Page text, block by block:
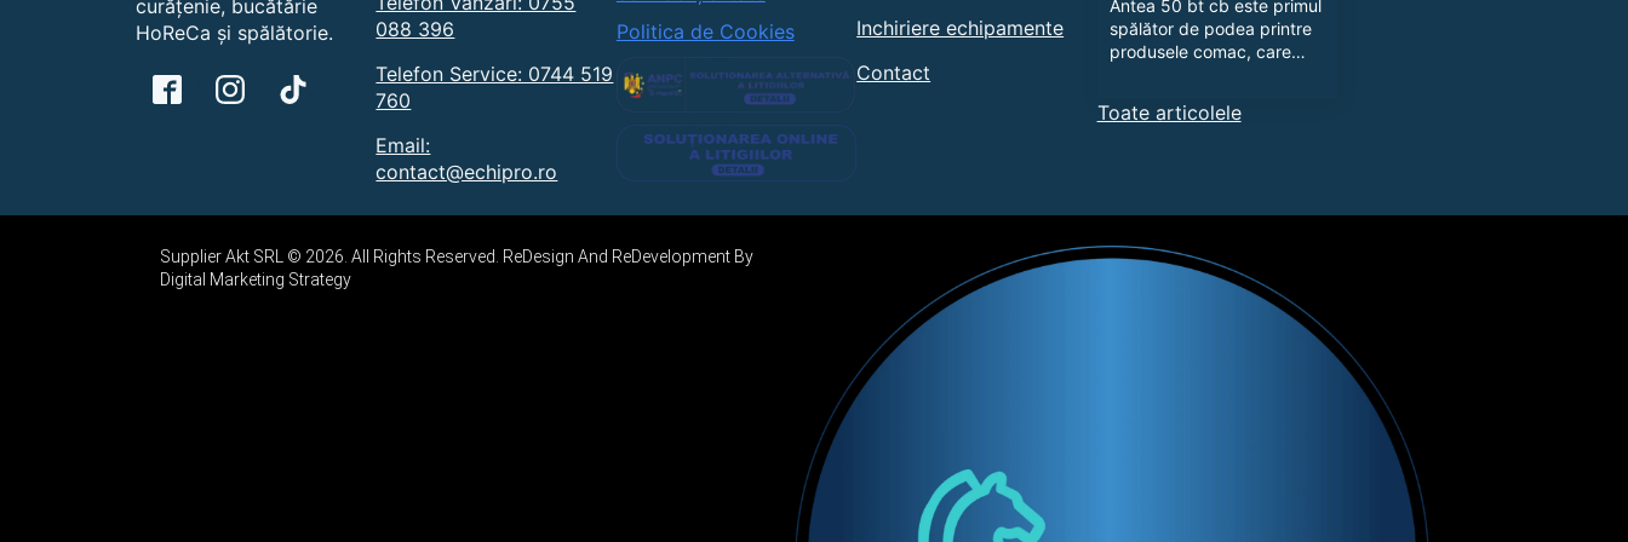
curățenie, bucătărie
HoReCa și spălătorie.
088 396
Telefon Service: 0744 519
760
Email:
contact@echipro.ro
Politica de Cookies
Inchiriere echipamente
Contact
Antea 50 bt cb este primul
spălător de podea printre
produsele comac, care…
Toate articolele
Supplier Akt SRL © 2026. All Rights Reserved. ReDesign And ReDevelopment By
Digital Marketing Strategy